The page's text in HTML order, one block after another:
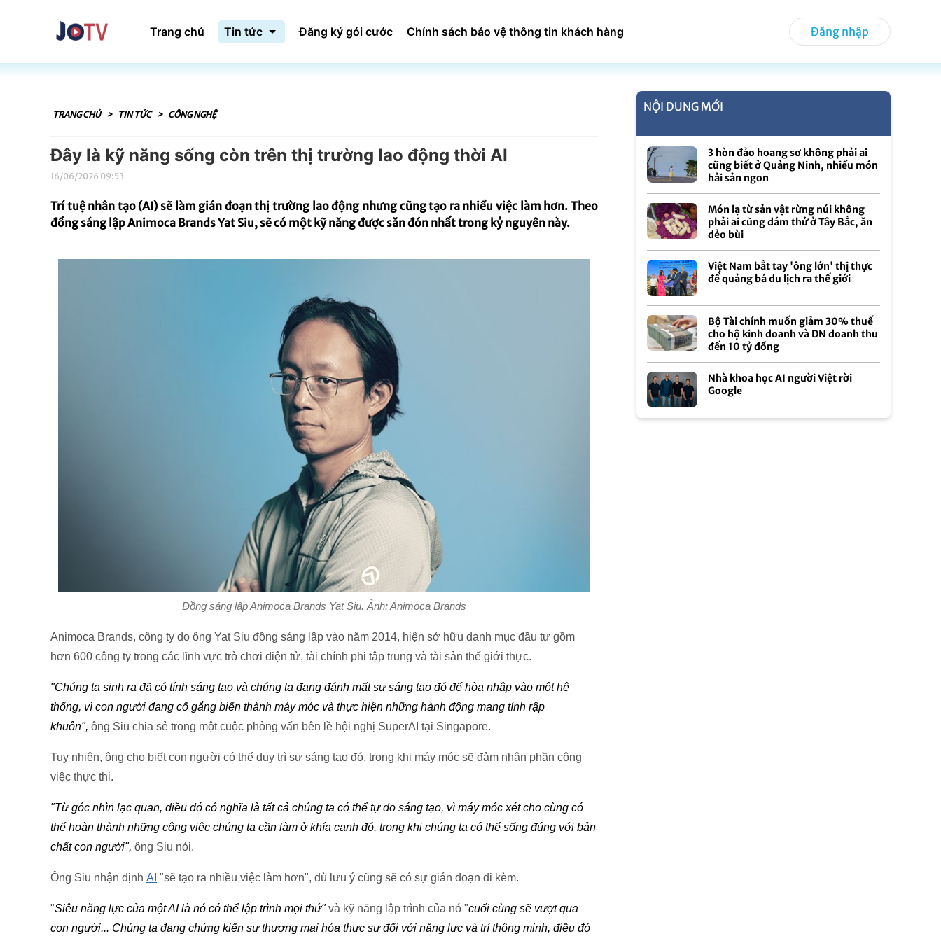
Trang chủ Tin tức Đăng ký gói cước Chính sách bảo vệ thông tin khách hàng Đăng nhập
TRANG CHỦ > TIN TỨC > CÔNG NGHỆ
Đây là kỹ năng sống còn trên thị trường lao động thời AI
16/06/2026 09:53
Trí tuệ nhân tạo (AI) sẽ làm gián đoạn thị trường lao động nhưng cũng tạo ra nhiều việc làm hơn. Theo
đồng sáng lập Animoca Brands Yat Siu, sẽ có một kỹ năng được săn đón nhất trong kỷ nguyên này.
Đồng sáng lập Animoca Brands Yat Siu. Ảnh: Animoca Brands
Animoca Brands, công ty do ông Yat Siu đồng sáng lập vào năm 2014, hiện sở hữu danh mục đầu tư gồm
hơn 600 công ty trong các lĩnh vực trò chơi điện tử, tài chính phi tập trung và tài sản thế giới thực.
"Chúng ta sinh ra đã có tính sáng tạo và chúng ta đang đánh mất sự sáng tạo đó để hòa nhập vào một hệ
thống, vì con người đang cố gắng biến thành máy móc và thực hiện những hành động mang tính rập
khuôn", ông Siu chia sẻ trong một cuộc phỏng vấn bên lề hội nghị SuperAI tại Singapore.
Tuy nhiên, ông cho biết con người có thể duy trì sự sáng tạo đó, trong khi máy móc sẽ đảm nhận phần công
việc thực thi.
"Từ góc nhìn lạc quan, điều đó có nghĩa là tất cả chúng ta có thể tự do sáng tạo, vì máy móc xét cho cùng có
thể hoàn thành những công việc chúng ta cần làm ở khía cạnh đó, trong khi chúng ta có thể sống đúng với bản
chất con người", ông Siu nói.
Ông Siu nhận định AI "sẽ tạo ra nhiều việc làm hơn", dù lưu ý cũng sẽ có sự gián đoạn đi kèm.
"Siêu năng lực của một AI là nó có thể lập trình mọi thứ" và kỹ năng lập trình của nó "cuối cùng sẽ vượt qua
con người... Chúng ta đang chứng kiến sự thương mại hóa thực sự đối với năng lực và trí thông minh, điều đó
NỘI DUNG MỚI
3 hòn đảo hoang sơ không phải ai
cũng biết ở Quảng Ninh, nhiều món
hải sản ngon
Món lạ từ sản vật rừng núi không
phải ai cũng dám thử ở Tây Bắc, ăn
dẻo bùi
Việt Nam bắt tay 'ông lớn' thị thực
để quảng bá du lịch ra thế giới
Bộ Tài chính muốn giảm 30% thuế
cho hộ kinh doanh và DN doanh thu
đến 10 tỷ đồng
Nhà khoa học AI người Việt rời
Google